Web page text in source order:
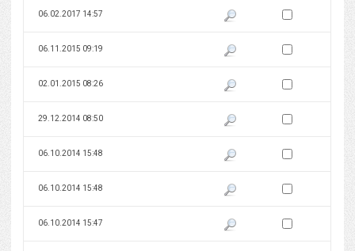
06.02.2017 14:57 Pokaż podgląd wersji z dnia
Zaznacz wersję do
06.11.2015 09:19 Pokaż podgląd wersji z dnia
Zaznacz wersję do
02.01.2015 08:26 Pokaż podgląd wersji z dnia
Zaznacz wersję do
29.12.2014 08:50 Pokaż podgląd wersji z dnia
Zaznacz wersję do
06.10.2014 15:48 Pokaż podgląd wersji z dnia
Zaznacz wersję do
06.10.2014 15:48 Pokaż podgląd wersji z dnia
Zaznacz wersję do
06.10.2014 15:47 Pokaż podgląd wersji z dnia
Zaznacz wersję do